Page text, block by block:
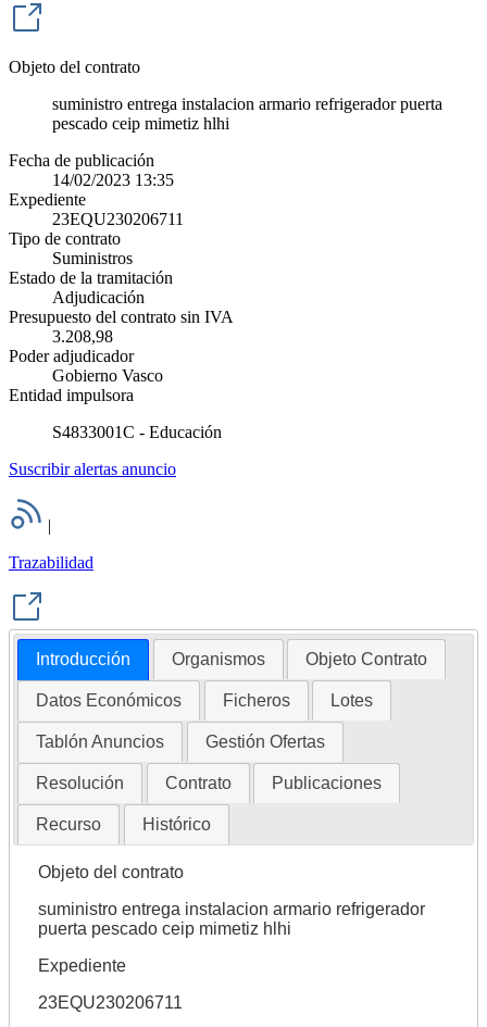
Objeto del contrato
suministro entrega instalacion armario refrigerador puerta
pescado ceip mimetiz hlhi
Fecha de publicación
14/02/2023 13:35
Expediente
23EQU230206711
Tipo de contrato
Suministros
Estado de la tramitación
Adjudicación
Presupuesto del contrato sin IVA
3.208,98
Poder adjudicador
Gobierno Vasco
Entidad impulsora
S4833001C - Educación
Suscribir alertas anuncio
|
Trazabilidad
Introducción Organismos Objeto Contrato
Datos Económicos Ficheros Lotes
Tablón Anuncios Gestión Ofertas
Resolución Contrato Publicaciones
Recurso Histórico
Objeto del contrato
suministro entrega instalacion armario refrigerador
puerta pescado ceip mimetiz hlhi
Expediente
23EQU230206711